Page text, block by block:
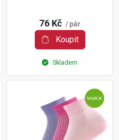
76 Kč / pár
Koupit
Skladem